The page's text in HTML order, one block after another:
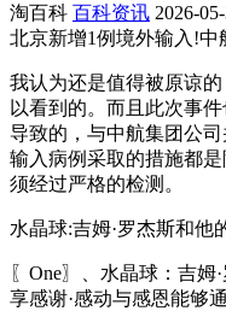
淘百科 百科资讯 2026-
北京新增1例境外输入!
我认为还是值得被原谅
以看到的。而且此次事
导致的，与中航集团公
输入病例采取的措施都
须经过严格的检测。
水晶球:吉姆·罗杰斯和他
〖One〗、水晶球：吉
享感谢·感动与感恩能够